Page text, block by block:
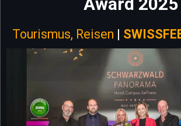
Tourismus, Reisen |